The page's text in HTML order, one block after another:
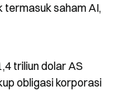
termasuk saham AI,
triliun dolar AS
obligasi korporasi